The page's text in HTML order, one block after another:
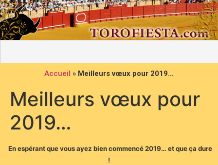
Accueil » Meilleurs vœux pour 2019…
Meilleurs vœux pour
2019…
En espérant que vous ayez bien commencé 2019… et que ça dure
!